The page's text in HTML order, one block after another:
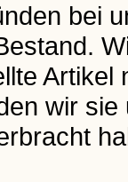
bei
wir